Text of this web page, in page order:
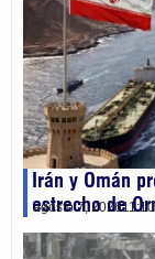
Irán y Omán
estrecho de
agosto 7, 202611:10